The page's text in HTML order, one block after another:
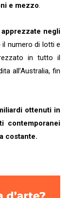
e mezzo
negli
il numero di lotti e
in tutto il
all’Australia, fin
ottenuti in
contemporanei
costante.